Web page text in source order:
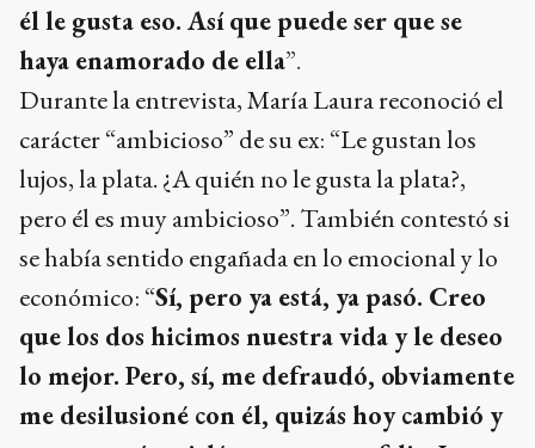
él le gusta eso. Así que puede ser que se
haya enamorado de ella”.
Durante la entrevista, María Laura reconoció el
carácter “ambicioso” de su ex: “Le gustan los
lujos, la plata. ¿A quién no le gusta la plata?,
pero él es muy ambicioso”. También contestó si
se había sentido engañada en lo emocional y lo
económico: “Sí, pero ya está, ya pasó. Creo
que los dos hicimos nuestra vida y le deseo
lo mejor. Pero, sí, me defraudó, obviamente
me desilusioné con él, quizás hoy cambió y